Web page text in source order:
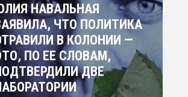
НАВАЛЬНАЯ
ЧТО ПОЛИТИКА
В КОЛОНИИ —
ПО ЕЕ СЛОВАМ,
ДВЕ